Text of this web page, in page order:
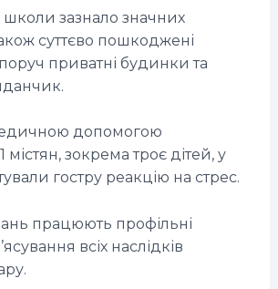
зазнало значних
суттєво пошкоджені
приватні будинки та
допомогою
містян, зокрема троє дітей, у
гостру реакцію на стрес.
працюють профільні
всіх наслідків